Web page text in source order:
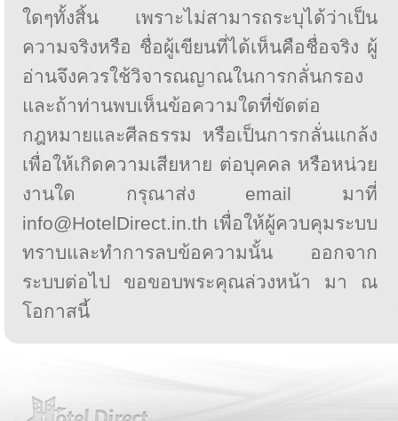
ใดๆทั้งสิ้น เพราะไม่สามารถระบุได้ว่าเป็น
ความจริงหรือ ชื่อผู้เขียนที่ได้เห็นคือชื่อจริง ผู้
อ่านจึงควรใช้วิจารณญาณในการกลั่นกรอง
และถ้าท่านพบเห็นข้อความใดที่ขัดต่อ
กฎหมายและศีลธรรม หรือเป็นการกลั่นแกล้ง
เพื่อให้เกิดความเสียหาย ต่อบุคคล หรือหน่วย
งานใด กรุณาส่ง email มาที่
info@HotelDirect.in.th เพื่อให้ผู้ควบคุมระบบ
ทราบและทำการลบข้อความนั้น ออกจาก
ระบบต่อไป ขอขอบพระคุณล่วงหน้า มา ณ
โอกาสนี้